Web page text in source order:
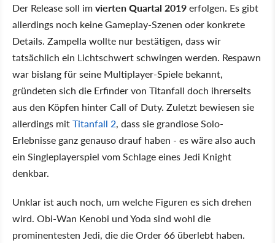
Der Release soll imvierten Quartal 2019erfolgen. Es gibt
allerdings noch keine Gameplay-Szenen oder konkrete
Details. Zampella wollte nur bestätigen, dass wir
tatsächlich ein Lichtschwert schwingen werden. Respawn
war bislang für seine Multiplayer-Spiele bekannt,
gründeten sich die Erfinder von Titanfall doch ihrerseits
aus den Köpfen hinter Call of Duty. Zuletzt bewiesen sie
allerdings mitTitanfall 2, dass sie grandiose Solo-
Erlebnisse ganz genauso drauf haben - es wäre also auch
ein Singleplayerspiel vom Schlage eines Jedi Knight
denkbar.
Unklar ist auch noch, um welche Figuren es sich drehen
wird. Obi-Wan Kenobi und Yoda sind wohl die
prominentesten Jedi, die die Order 66 überlebt haben.